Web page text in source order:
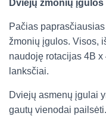
Dviejų žmonių įgulos
Pačias
žmonių įgulos. Visos,
naudoję rotacijas 4B x
lanksčiai.
Dviejų asmenų įgulai
gautų vienodai